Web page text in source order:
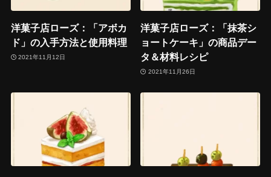
洋菓子店ローズ：「アボカ
ド」の入手方法と使用料理
2021年11月12日
洋菓子店ローズ：「抹茶シ
ョートケーキ」の商品デー
タ＆材料レシピ
2021年11月26日